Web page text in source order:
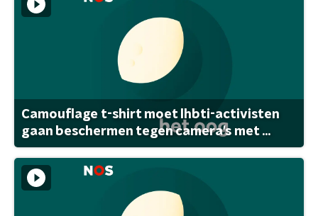
Camouflage t-shirt moet lhbti-activisten
gaan beschermen tegen camera's met ...